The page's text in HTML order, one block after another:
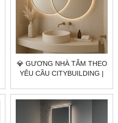
💎 GƯƠNG NHÀ TẮM THEO
YÊU CẦU CITYBUILDING |
GIÁ GƯƠNG NHÀ TẮM XÃ
NGÃI GIAO TP.HCM